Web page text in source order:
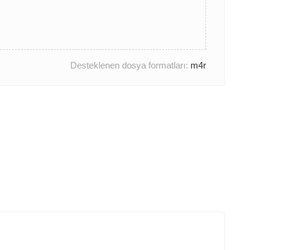
Desteklenen dosya formatları: m4r